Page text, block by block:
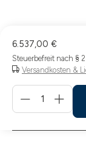
6.537,00 €
Steuerbefreit nach §
Versandkosten &
In
Warenkorb